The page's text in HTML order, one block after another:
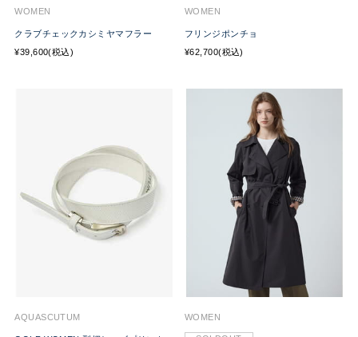
WOMEN
クラブチェックカシミヤマフラー
¥39,600(税込)
WOMEN
フリンジポンチョ
¥62,700(税込)
AQUASCUTUM WOMEN